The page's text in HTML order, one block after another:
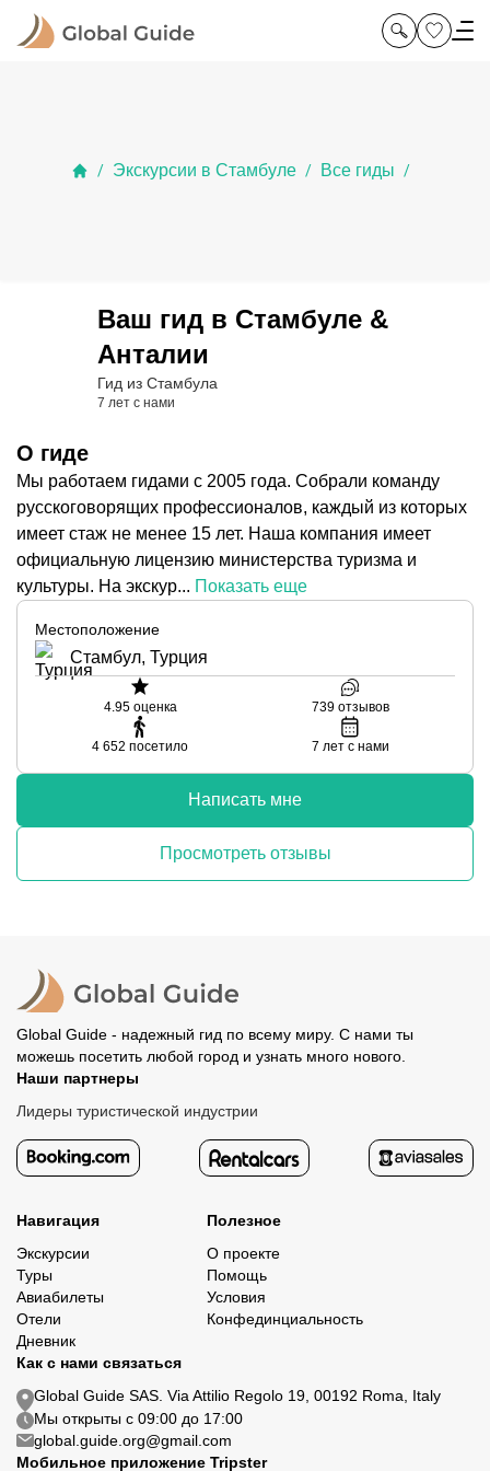
/ Экскурсии в Стамбуле / Все гиды /
Ваш гид в Стамбуле &
Анталии
Гид из Стамбула
7 лет с нами
О гиде
Мы работаем гидами с 2005 года. Собрали команду
русскоговорящих профессионалов, каждый из которых
имеет стаж не менее 15 лет. Наша компания имеет
официальную лицензию министерства туризма и
культуры. На экскур... Показать еще
Местоположение
Стамбул, Турция
4.95оценка 739 отзывов
4 652 посетило 7 лет с нами
Написать мне
Просмотреть отзывы
Global Guide - надежный гид по всему миру. С нами ты
можешь посетить любой город и узнать много нового.
Наши партнеры
Лидеры туристической индустрии
Навигация
Экскурсии
Туры
Авиабилеты
Отели
Дневник
Полезное
О проекте
Помощь
Условия
Конфединциальность
Как с нами связаться
Global Guide SAS. Via Attilio Regolo 19, 00192 Roma, Italy
Мы открыты с 09:00 до 17:00
global.guide.org@gmail.com
Мобильное приложение Tripster